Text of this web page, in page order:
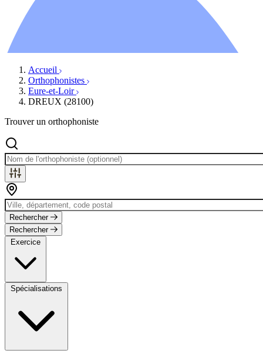
Évènements
Accueil
Orthophonistes
Eure-et-Loir
DREUX (28100)
Trouver un orthophoniste
Rechercher
Rechercher
Exercice
Spécialisations